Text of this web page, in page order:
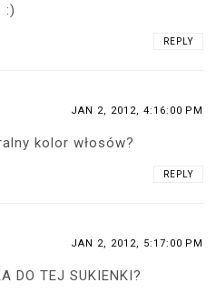
:)
REPLY
JAN 2, 2012, 4:16:00 PM
kolor włosów?
REPLY
JAN 2, 2012, 5:17:00 PM
DO TEJ SUKIENKI?